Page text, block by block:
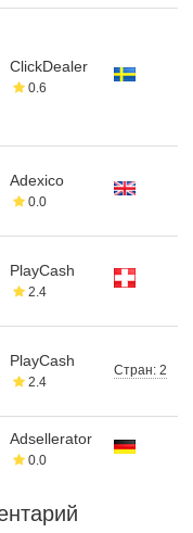
ClickDealer
0.6
Adexico
0.0
PlayCash
2.4
PlayCash
2.4
Стран: 2
Adsellerator
0.0